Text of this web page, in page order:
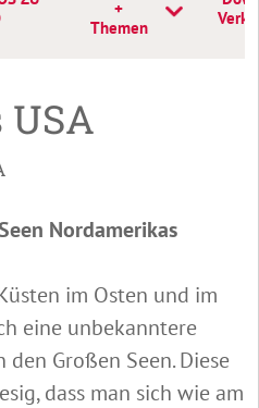
+
Themen
USA
Nordamerikas
im Osten und im
eine unbekanntere
Großen Seen. Diese
dass man sich wie am